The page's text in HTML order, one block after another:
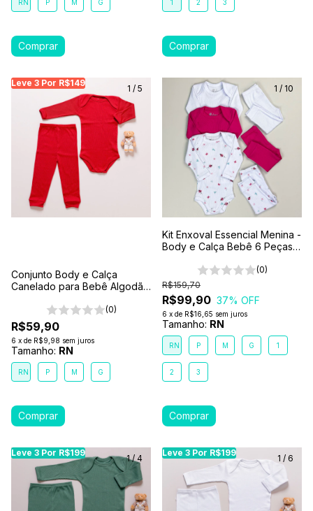
RN P M G 1 2 3
Leve 3 Por R$149
Leve 3 Por R$149 Leve 3 Por R$149 Leve
1 / 5
Conjunto Body e Calça
Canelado para Bebê Algodão
(0)
R$59,90
6 x de R$9,98 sem juros
Tamanho: RN
RN P M G
1 / 10
Kit Enxoval Essencial Menina -
Body e Calça Bebê 6 Peças
(0)
R$99,90
R$159,70
37% OFF
6 x de R$16,65 sem juros
Tamanho: RN
RN P M G 1
2 3
Leve 3 Por R$199
Leve 3 Por R$199 Leve 3 Por R$199 Leve
1/4
Leve 3 Por R$199
Leve 3 Por R$199
1 / 6